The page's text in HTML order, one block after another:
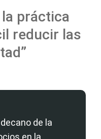
la práctica
reducir las
de la
en la